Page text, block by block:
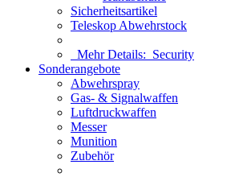
Sicherheitsartikel
Teleskop Abwehrstock
Mehr Details: Security
Sonderangebote
Abwehrspray
Gas- & Signalwaffen
Luftdruckwaffen
Messer
Munition
Zubehör